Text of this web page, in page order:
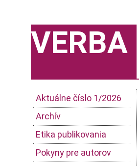
VERBA
Aktuálne číslo 1/2026
Archív
Etika publikovania
Pokyny pre autorov